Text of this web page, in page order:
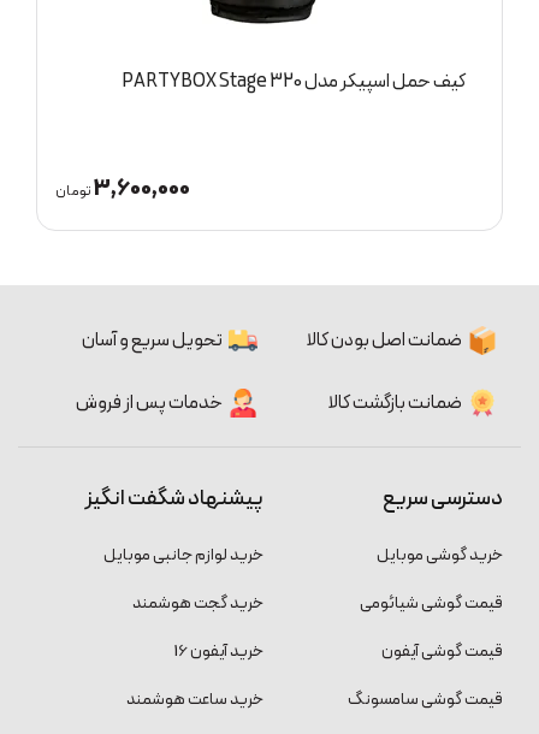
اسپیکر قابل حمل جی بی ال مدل JBL Xtreme 5
63,000,000
ضمانت اصل بودن کالا تحویل سریع و آسان
ضمانت بازگشت کالا خدمات پس از فروش
دسترسی سریع
خرید گوشی موبایل
قیمت گوشی شیائومی
قیمت گوشی آیفون
قیمت گوشی سامسونگ
پیشنهاد شگفت انگیز
خرید لوازم جانبی موبایل
خرید گجت هوشمند
خرید آیفون 16
خرید ساعت هوشمند